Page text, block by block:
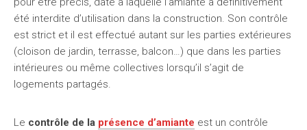
été interdite d’utilisation dans la construction. Son contrôle
est strict et il est effectué autant sur les parties extérieures
(cloison de jardin, terrasse, balcon…) que dans les parties
intérieures ou même collectives lorsqu’il s’agit de
logements partagés.
Le contrôle de la présence d’amiante est un contrôle